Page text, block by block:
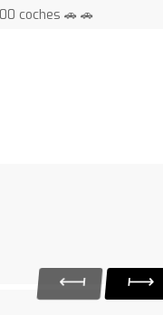
coches 🚗 🚗